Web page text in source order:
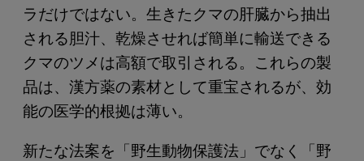
ラだけではない。生きたクマの肝臓から抽出
される胆汁、乾燥させれば簡単に輸送できる
クマのツメは高額で取引される。これらの製
品は、漢方薬の素材として重宝されるが、効
能の医学的根拠は薄い。
新たな法案を「野生動物保護法」でなく「野